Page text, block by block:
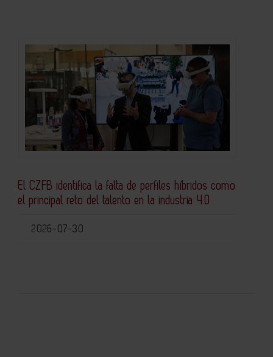
El CZFB identifica la falta de perfiles híbridos como
el principal reto del talento en la industria 4.0
2026-07-30